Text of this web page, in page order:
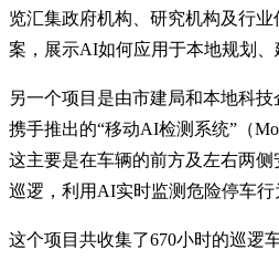
览汇集政府机构、研究机构及行
案，展示AI如何应用于本地规划、
另一个项目是由市建局和本地科技
携手推出的“移动AI检测系统”（
这主要是在车辆的前方及左右两
巡逻，利用AI实时监测危险停车行
这个项目共收集了670小时的巡逻